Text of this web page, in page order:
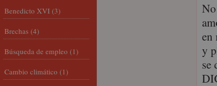
en
y
se
Benedicto XVI (3)
Brechas (4)
Búsqueda de empleo (1)
Cambio climático (1)